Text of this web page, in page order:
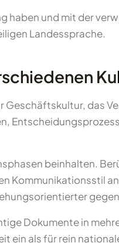
haben und mit der
Landessprache.
Geschäftskultur, das
beinhalten.
Kommunikationsstil
Dokumente in
ein als für rein